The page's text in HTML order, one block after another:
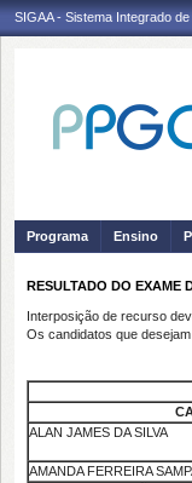
SIGAA - Sistema Integrado
Programa Ensino
RESULTADO DO EXAME
Interposição de recurso
Os candidatos que
ALAN JAMES DA SILVA
AMANDA FERREIRA